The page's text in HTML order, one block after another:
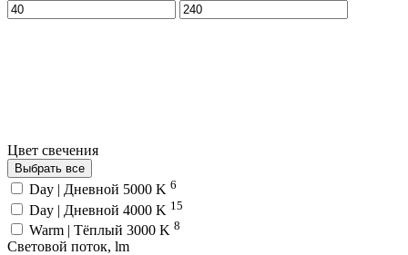
Цвет свечения
Выбрать все
Day | Дневной 5000 K 6
Day | Дневной 4000 K 15
Warm | Тёплый 3000 K 8
Световой поток, lm